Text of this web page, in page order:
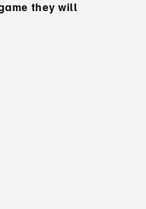
they will